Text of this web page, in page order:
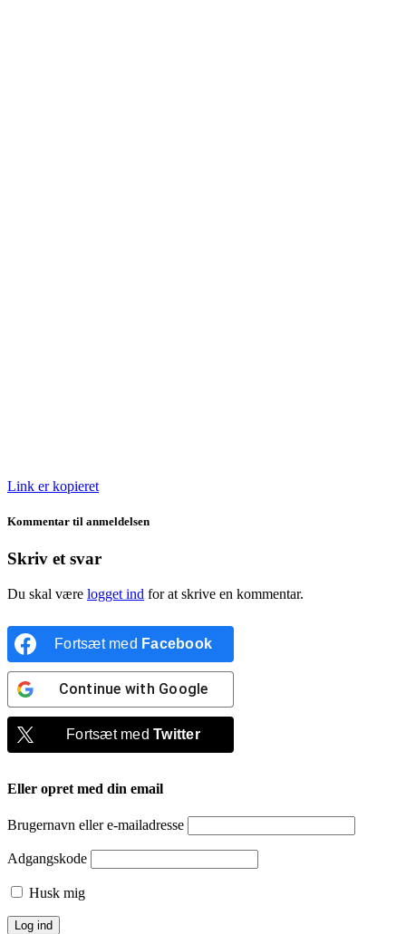
Link er kopieret
Kommentar til anmeldelsen
Skriv et svar
Du skal være logget ind for at skrive en kommentar.
Fortsæt med Facebook
Continue with Google
Fortsæt medTwitter
Eller opret med din email
Brugernavn eller e-mailadresse
Adgangskode
Husk mig